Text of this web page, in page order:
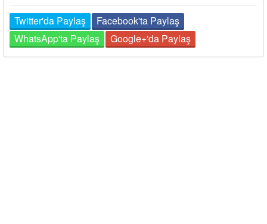
Twitter'da Paylaş
Facebook'ta Paylaş
WhatsApp'ta Paylaş
Google+'da Paylaş